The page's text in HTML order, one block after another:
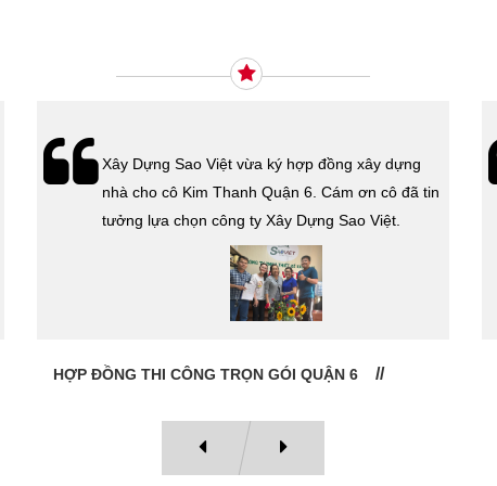
Xây Dựng Sao Việt vừa ký hợp đồng xây dựng
nhà cho cô Kim Thanh Quận 6. Cám ơn cô đã tin
tưởng lựa chọn công ty Xây Dựng Sao Việt.
HỢP ĐỒNG THI CÔNG TRỌN GÓI QUẬN 6